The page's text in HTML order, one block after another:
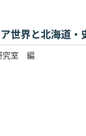
世界と北海道・
究室 編